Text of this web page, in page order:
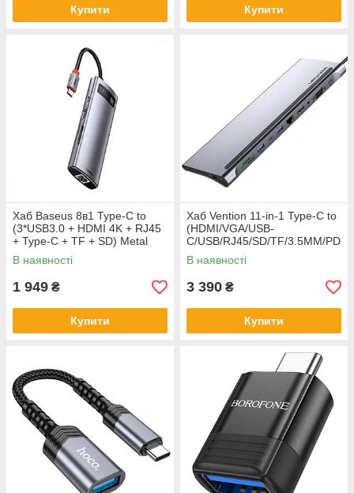
Купити Купити
Хаб Baseus 8в1 Type-C to
(3*USB3.0 + HDMI 4K + RJ45
+ Type-C + TF + SD) Metal
Gleam
В наявності
1 949 ₴
Купити
Хаб Vention 11-in-1 Type-C to
(HDMI/VGA/USB-
C/USB/RJ45/SD/TF/3.5MM/PD
) 11-in-1 THTHC
В наявності
3 390 ₴
Купити